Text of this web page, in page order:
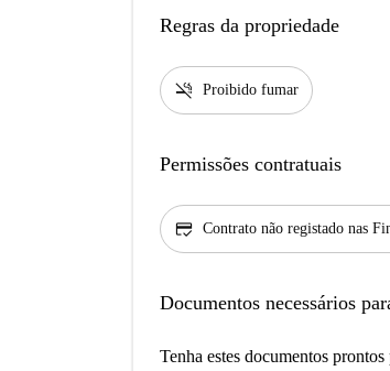
Regras da propriedade
smoke_free Proibido fumar
Permissões contratuais
credit_score Contrato não registado nas
Documentos necessários
Tenha estes documentos